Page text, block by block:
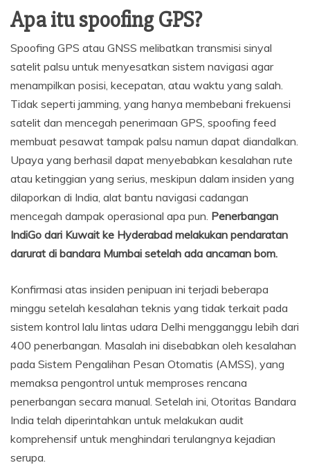
Apa itu spoofing GPS?
Spoofing GPS atau GNSS melibatkan transmisi sinyal
satelit palsu untuk menyesatkan sistem navigasi agar
menampilkan posisi, kecepatan, atau waktu yang salah.
Tidak seperti jamming, yang hanya membebani frekuensi
satelit dan mencegah penerimaan GPS, spoofing feed
membuat pesawat tampak palsu namun dapat diandalkan.
Upaya yang berhasil dapat menyebabkan kesalahan rute
atau ketinggian yang serius, meskipun dalam insiden yang
dilaporkan di India, alat bantu navigasi cadangan
mencegah dampak operasional apa pun. Penerbangan
IndiGo dari Kuwait ke Hyderabad melakukan pendaratan
darurat di bandara Mumbai setelah ada ancaman bom.
Konfirmasi atas insiden penipuan ini terjadi beberapa
minggu setelah kesalahan teknis yang tidak terkait pada
sistem kontrol lalu lintas udara Delhi mengganggu lebih dari
400 penerbangan. Masalah ini disebabkan oleh kesalahan
pada Sistem Pengalihan Pesan Otomatis (AMSS), yang
memaksa pengontrol untuk memproses rencana
penerbangan secara manual. Setelah ini, Otoritas Bandara
India telah diperintahkan untuk melakukan audit
komprehensif untuk menghindari terulangnya kejadian
serupa.